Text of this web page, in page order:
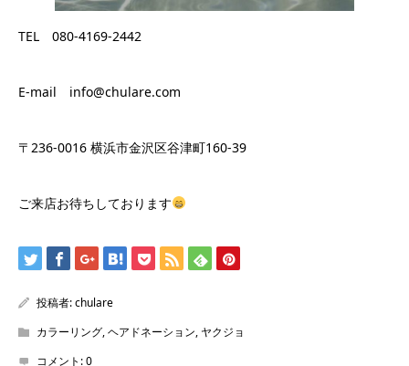
TEL 080-4169-2442
E-mail info@chulare.com
〒236-0016 横浜市金沢区谷津町160-39
ご来店お待ちしております
投稿者:chulare
カラーリング,ヘアドネーション, ヤクジョ
コメント:0